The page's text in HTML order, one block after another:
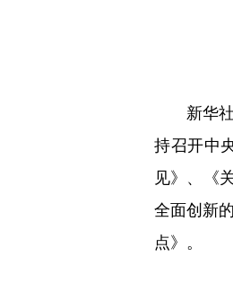
新华社
持召开中
见》、《
全面创新
点》。